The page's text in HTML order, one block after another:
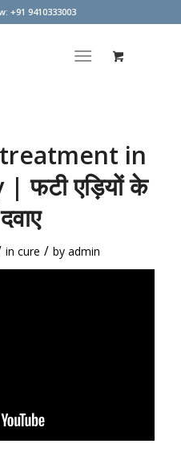
+91 9410333003
in
फटी एड़ियों के
incure / byadmin